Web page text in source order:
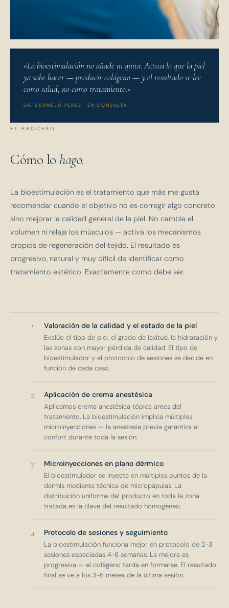
«La bioestimulación no añade ni quita. Activa lo que la piel
ya sabe hacer — producir colágeno — y el resultado se lee
como salud, no como tratamiento.»
DR. BERMEJO PÉREZ · EN CONSULTA
EL PROCESO
Cómo lo hago.
La bioestimulación es el tratamiento que más me gusta
recomendar cuando el objetivo no es corregir algo concreto
sino mejorar la calidad general de la piel. No cambia el
volumen ni relaja los músculos — activa los mecanismos
propios de regeneración del tejido. El resultado es
progresivo, natural y muy difícil de identificar como
tratamiento estético. Exactamente como debe ser.
1 Valoración de la calidad y el estado de la piel
Evalúo el tipo de piel, el grado de laxitud, la hidratación y
las zonas con mayor pérdida de calidad. El tipo de
bioestimulador y el protocolo de sesiones se decide en
función de cada caso.
2 Aplicación de crema anestésica
Aplicamos crema anestésica tópica antes del
tratamiento. La bioestimulación implica múltiples
microinyecciones — la anestesia previa garantiza el
confort durante toda la sesión.
3 Microinyecciones en plano dérmico
El bioestimulador se inyecta en múltiples puntos de la
dermis mediante técnica de micropápulas. La
distribución uniforme del producto en toda la zona
tratada es la clave del resultado homogéneo.
4 Protocolo de sesiones y seguimiento
La bioestimulación funciona mejor en protocolo de 2-3
sesiones espaciadas 4-6 semanas. La mejora es
progresiva — el colágeno tarda en formarse. El resultado
final se ve a los 3-6 meses de la última sesión.